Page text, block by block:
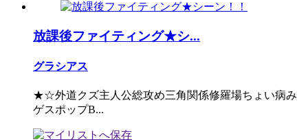
放課後ファイティング★シ...
グラシアス
★☆外道クズ主人公総攻め三角関係修羅場ちょい病み
ゲスポップB...